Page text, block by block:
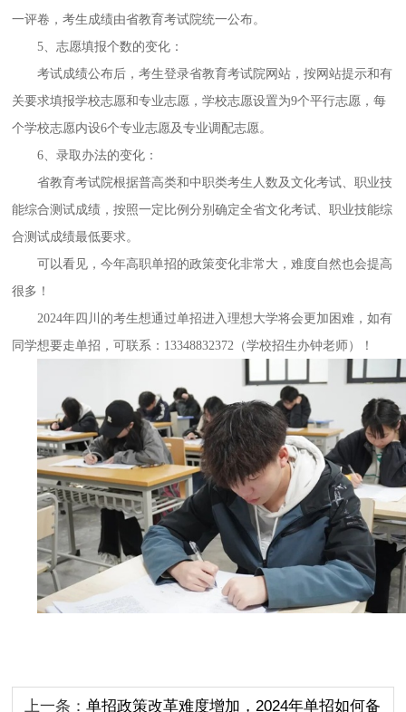
一评卷，考生成绩由省教育考试院统一公布。
5、志愿填报个数的变化 ：
考试成绩公布后，考生登录省教育考试院网站，按网站提示和有
关要求填报学校志愿和专业志愿，学校志愿设置为9个平行志愿，每
个学校志愿内设6个专业志愿及专业调配志愿。
6、录取办法的变化 ：
省教育考试院根据普高类和中职类考生人数及文化考试、职业技
能综合测试成绩，按照一定比例分别确定全省文化考试、职业技能综
合测试成绩最低要求。
可以看见，今年高职单招的政策变化非常大，难度自然也会提高
很多！
2024年四川的考生想通过单招进入理想大学将会更加困难，如有
同学想要走单招，可联系： 13348832372（学校招生办钟老师）！
上一条：单招政策改革难度增加，2024年单招如何备